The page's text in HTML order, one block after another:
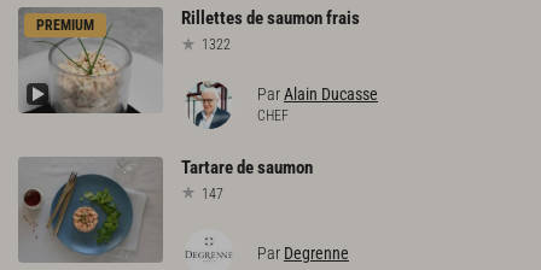
PREMIUM Rillettesdesaumonfrais
1322
ParAlain Ducasse
CHEF
Tartaredesaumon
147
Par Degrenne